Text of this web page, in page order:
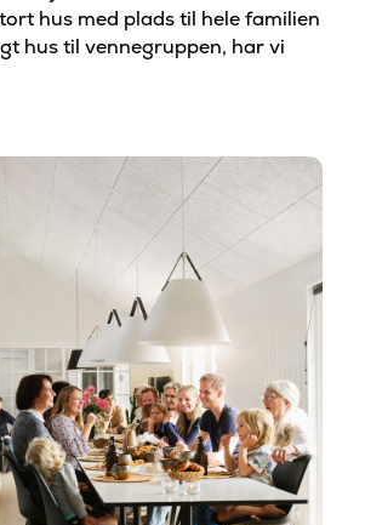
hus med plads til hele familien
hus til vennegruppen, har vi